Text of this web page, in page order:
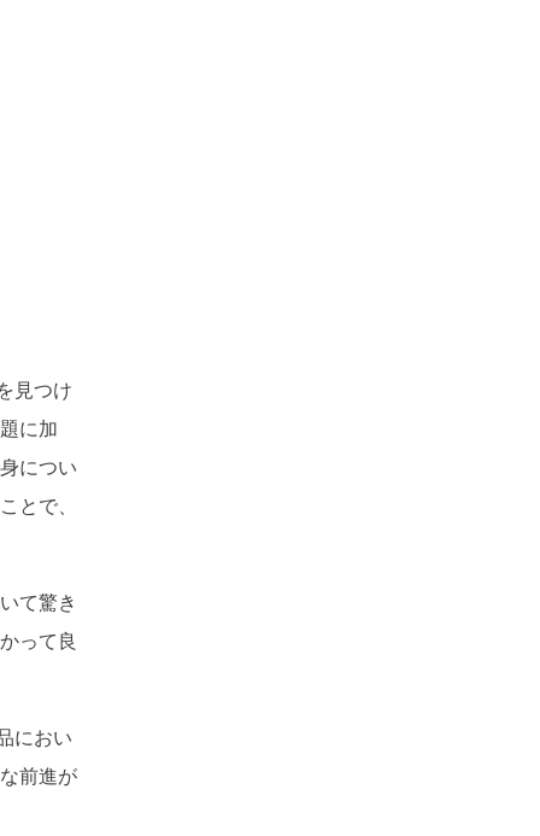
見つけ
に加
につい
とで、
て驚き
って良
におい
前進が